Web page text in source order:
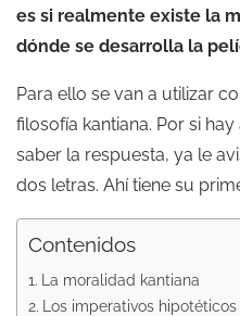
es si realmente existe la
dónde se desarrolla la
Para ello se van a utilizar
filosofía kantiana. Por si
saber la respuesta, ya le
dos letras. Ahí tiene su
Contenidos
La moralidad kantiana
Los imperativos